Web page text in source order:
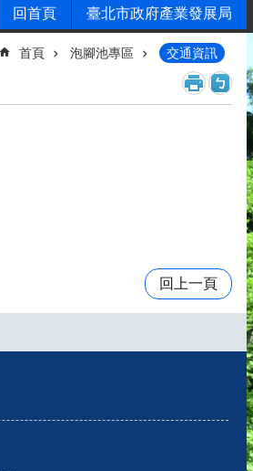
回首頁 臺北市政府產業發展局
首頁 泡腳池專區 交通資訊
回上一頁